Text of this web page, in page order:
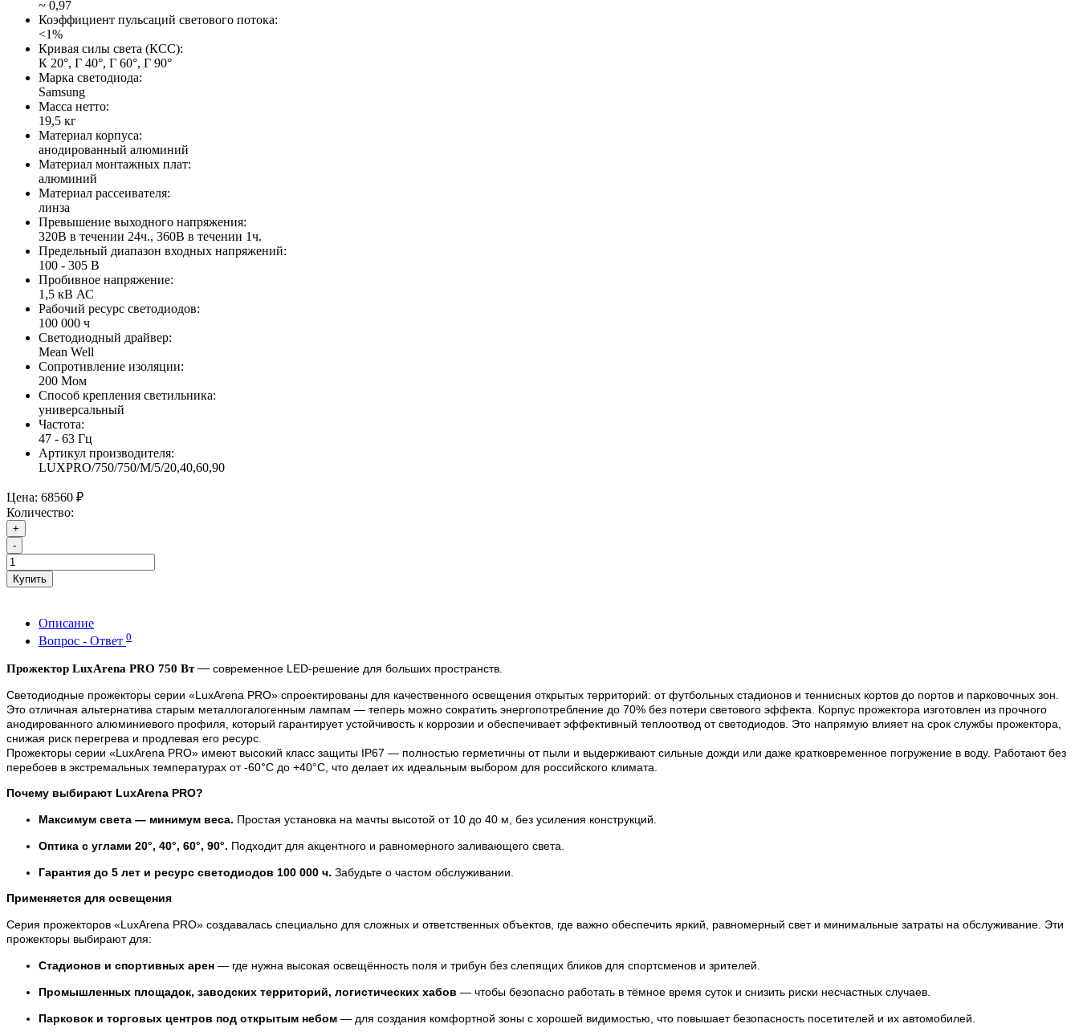
~ 0,97
Коэффициент пульсаций светового потока:
<1%
Кривая силы света (КСС):
К 20°, Г 40°, Г 60°, Г 90°
Марка светодиода:
Samsung
Масса нетто:
19,5 кг
Материал корпуса:
анодированный алюминий
Материал монтажных плат:
алюминий
Материал рассеивателя:
линза
Превышение выходного напряжения:
320В в течении 24ч., 360В в течении 1ч.
Предельный диапазон входных напряжений:
100 - 305 В
Пробивное напряжение:
1,5 кВ АС
Рабочий ресурс светодиодов:
100 000 ч
Светодиодный драйвер:
Mean Well
Сопротивление изоляции:
200 Мом
Способ крепления светильника:
универсальный
Частота:
47 - 63 Гц
Артикул производителя:
LUXPRO/750/750/M/5/20,40,60,90
Цена: 68560 ₽
Количество:
+
-
Купить
Описание
Вопрос - Ответ 0
Прожектор LuxArena PRO 750 Вт— современное LED-решение для больших пространств.
Светодиодные прожекторы серии «LuxArena PRO» спроектированы для качественного освещения открытых территорий: от футбольных стадионов и теннисных кортов до портов и парковочных зон.
Это отличная альтернатива старым металлогалогенным лампам — теперь можно сократить энергопотребление до 70% без потери светового эффекта. Корпус прожектора изготовлен из прочного
анодированного алюминиевого профиля, который гарантирует устойчивость к коррозии и обеспечивает эффективный теплоотвод от светодиодов. Это напрямую влияет на срок службы прожектора,
снижая риск перегрева и продлевая его ресурс.
Прожекторы серии «LuxArena PRO» имеют высокий класс защиты IP67 — полностью герметичны от пыли и выдерживают сильные дожди или даже кратковременное погружение в воду. Работают без
перебоев в экстремальных температурах от -60°C до +40°C, что делает их идеальным выбором для российского климата.
Почему выбирают LuxArena PRO?
Максимум света — минимум веса. Простая установка на мачты высотой от 10 до 40 м, без усиления конструкций.
Оптика с углами 20°, 40°, 60°, 90°. Подходит для акцентного и равномерного заливающего света.
Гарантия до 5 лет и ресурс светодиодов 100 000 ч. Забудьте о частом обслуживании.
Применяется для освещения
Серия прожекторов «LuxArena PRO» создавалась специально для сложных и ответственных объектов, где важно обеспечить яркий, равномерный свет и минимальные затраты на обслуживание. Эти
прожекторы выбирают для:
Стадионов и спортивных арен — где нужна высокая освещённость поля и трибун без слепящих бликов для спортсменов и зрителей.
Промышленных площадок, заводских территорий, логистических хабов — чтобы безопасно работать в тёмное время суток и снизить риски несчастных случаев.
Парковок и торговых центров под открытым небом — для создания комфортной зоны с хорошей видимостью, что повышает безопасность посетителей и их автомобилей.